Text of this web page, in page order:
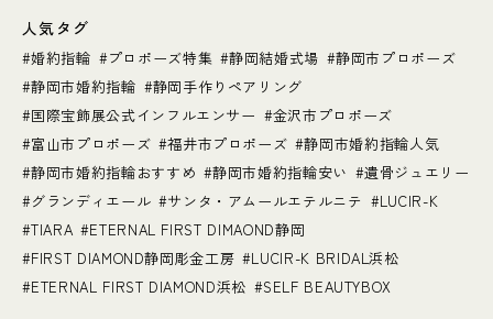
人気タグ
婚約指輪 プロポーズ特集 静岡結婚式場
静岡市プロポーズ
静岡市婚約指輪
静岡手作りペアリング
国際宝飾展公式インフルエンサー
金沢市プロポーズ
富山市プロポーズ
福井市プロポーズ
静岡市婚約指輪人気
静岡市婚約指輪おすすめ
静岡市婚約指輪安い
遺骨ジュエリー
グランディエール
サンタ・アムールエテルニテ
LUCIR-K
TIARA
ETERNAL FIRST DIMAOND静岡
FIRST DIAMOND静岡彫金工房
LUCIR-K BRIDAL浜松
ETERNAL FIRST DIAMOND浜松
SELF BEAUTYBOX